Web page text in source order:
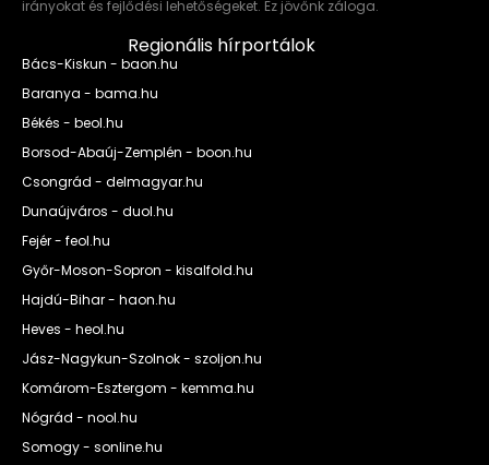
irányokat és fejlődési lehetőségeket. Ez jövőnk záloga.
Regionális hírportálok
Bács-Kiskun - baon.hu
Baranya - bama.hu
Békés - beol.hu
Borsod-Abaúj-Zemplén - boon.hu
Csongrád - delmagyar.hu
Dunaújváros - duol.hu
Fejér - feol.hu
Győr-Moson-Sopron - kisalfold.hu
Hajdú-Bihar - haon.hu
Heves - heol.hu
Jász-Nagykun-Szolnok - szoljon.hu
Komárom-Esztergom - kemma.hu
Nógrád - nool.hu
Somogy - sonline.hu